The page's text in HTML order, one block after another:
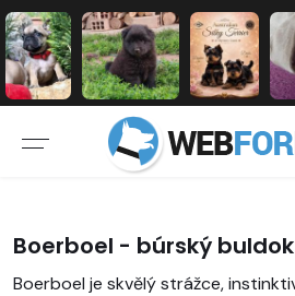
Boerboel - búrský buldok
Boerboel je skvělý strážce,